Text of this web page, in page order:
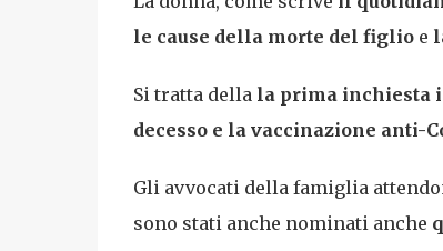
le cause della morte del figlioe
Si tratta della la prima inchiesta
decesso e la vaccinazione anti-
Gli avvocati della famiglia
sono stati anche nominati anche